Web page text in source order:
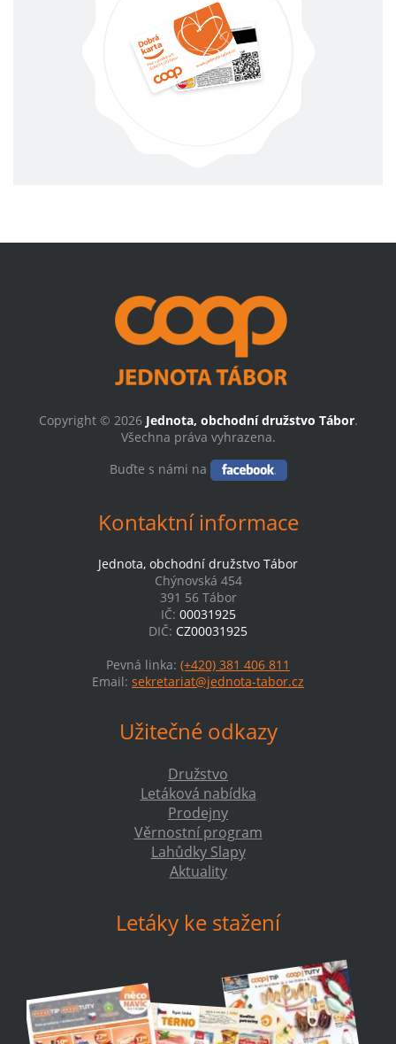
Copyright © 2026 Jednota, obchodní družstvo Tábor.
Všechna práva vyhrazena.
Buďte s námi na
Kontaktní informace
Jednota, obchodní družstvo Tábor
Chýnovská 454
391 56 Tábor
IČ: 00031925
DIČ: CZ00031925
Pevná linka: (+420) 381 406 811
Email: sekretariat@jednota-tabor.cz
Užitečné odkazy
Družstvo
Letáková nabídka
Prodejny
Věrnostní program
Lahůdky Slapy
Aktuality
Letáky ke stažení